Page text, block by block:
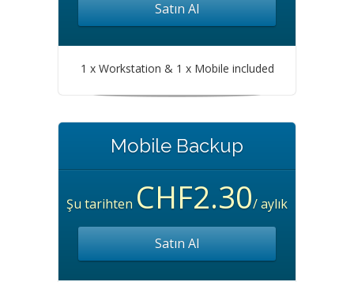
Satın Al
1 x Workstation & 1 x Mobile included
Mobile Backup
Şu tarihten CHF2.30/ aylık
Satın Al